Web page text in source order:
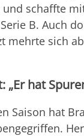
und schaffte
B. Auch
mehrte sich
„Er hat
Saison hat